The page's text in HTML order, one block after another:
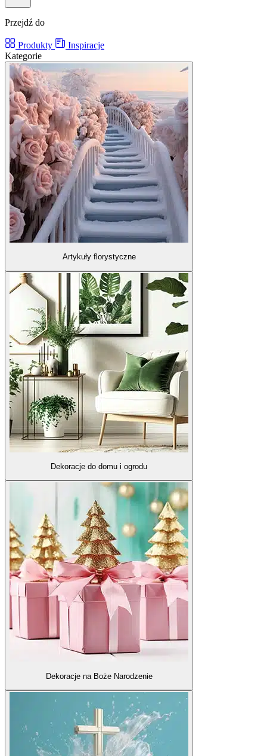
Przejdź do
Produkty
Inspiracje
Kategorie
Artykuły florystyczne
Dekoracje do domu i ogrodu
Dekoracje na Boże Narodzenie